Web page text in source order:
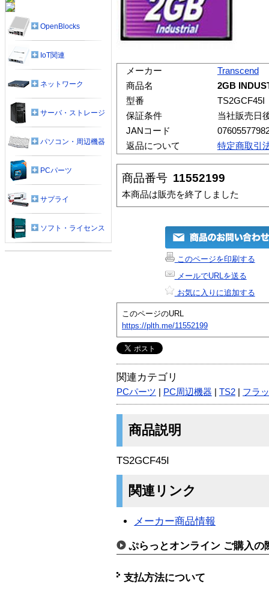
メーカー
Transcend
商品名
2GB
型番
TS2GCF45I
保証条件
当社販売日
JANコード
返品について
特定商取引
商品番号 11552199
本商品は販売を終了しました
このページを印刷する
メールでURLを送る
お気に入りに追加する
このページのURL
https://plth.me/11552199
関連カテゴリ
PCパーツ PC周辺機器 TS2 フラ
商品説明
TS2GCF45I
関連リンク
メーカー商品情報
ぷらっとオンライン ご購入の
支払方法について
OpenBlocks
IoT関連
ネットワーク
サーバ・ストレージ
パソコン・周辺機器
PCパーツ
サプライ
ソフト・ライセンス